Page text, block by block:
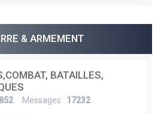
& ARMEMENT
BATAILLES,
852Messages : 17232